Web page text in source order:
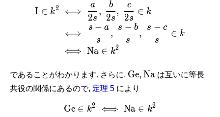
\begin{aligned}
I ∈ k2 ⟺
2s
a
,
2s
b
,
2s
c
∈ k
⟺
s
s − a
,
s
s − b
,
s
s − c
∈ k
⟺ Na ∈ k2
であることがわかります. さらに, \mathrm{Ge},
Ge, \mathrm{Na}
Na は互いに等長
共役の関係にあるので, 定理 5 により
\mathrm{Ge} \in k^2
Ge ∈ k2 ⟺ Na ∈ k2